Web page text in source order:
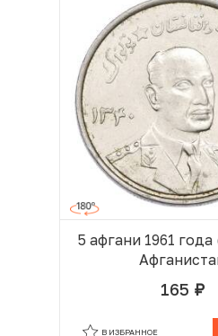
5 афгани 1961
165 руб.
В ИЗБРАННОЕ